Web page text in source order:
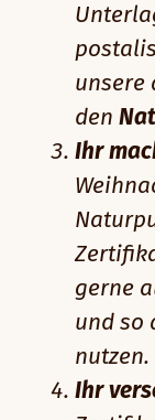
unsere
den
Ihr
gerne
und so
nutzen.
Ihr